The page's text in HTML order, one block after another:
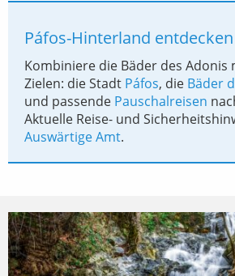
Páfos-Hinterland entdecken
Kombiniere die Bäder des Adonis
Zielen: die Stadt Páfos, die Bäder
und passende Pauschalreisen
Aktuelle Reise- und
Auswärtige Amt.